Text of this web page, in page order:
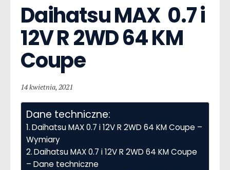
Daihatsu MAX  0.7 i
12V R 2WD 64 KM
Coupe
14 kwietnia, 2021
Dane techniczne:
Daihatsu MAX 0.7 i 12V R 2WD 64 KM Coupe –
Wymiary
Daihatsu MAX 0.7 i 12V R 2WD 64 KM Coupe
– Dane techniczne